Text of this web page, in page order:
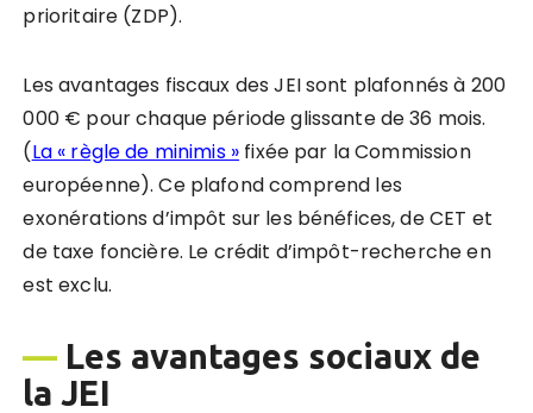
prioritaire (ZDP).
Les avantages fiscaux des JEI sont plafonnés à 200
000 € pour chaque période glissante de 36 mois.
(La « règle de minimis » fixée par la Commission
européenne). Ce plafond comprend les
exonérations d’impôt sur les bénéfices, de CET et
de taxe foncière. Le crédit d’impôt-recherche en
est exclu.
— Les avantages sociaux de
la JEI